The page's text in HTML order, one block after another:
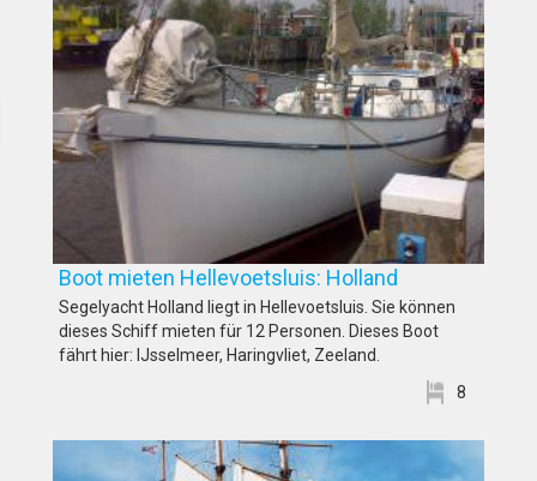
Boot mieten Hellevoetsluis: Holland
Segelyacht Holland liegt in Hellevoetsluis. Sie können
dieses Schiff mieten für 12 Personen. Dieses Boot
fährt hier: IJsselmeer, Haringvliet, Zeeland.
8